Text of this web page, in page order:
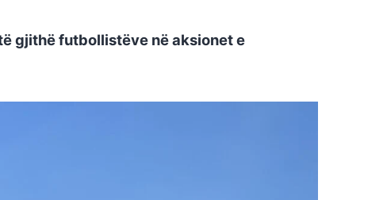
gjithë futbollistëve në aksionet e